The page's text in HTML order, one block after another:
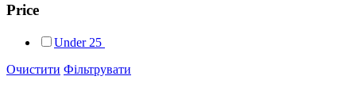
Price
Under 25
Очистити Фільтрувати